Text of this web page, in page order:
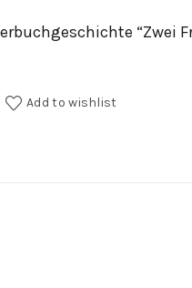
“Zwei
quantity
Add to wishlist